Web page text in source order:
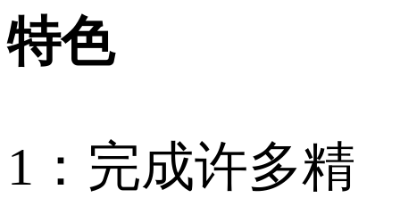
特色
1：完成许多精